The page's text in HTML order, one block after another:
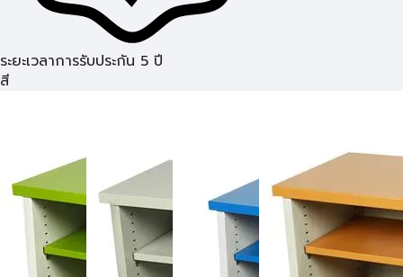
ระยะเวลาการรับประกัน 5 ปี
สี